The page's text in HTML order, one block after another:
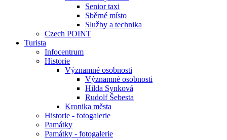
Senior taxi
Sběrné místo
Služby a technika
Czech POINT
Turista
Infocentrum
Historie
Významné osobnosti
Významné osobnosti
Hilda Synková
Rudolf Šebesta
Kronika města
Historie - fotogalerie
Památky
Památky - fotogalerie